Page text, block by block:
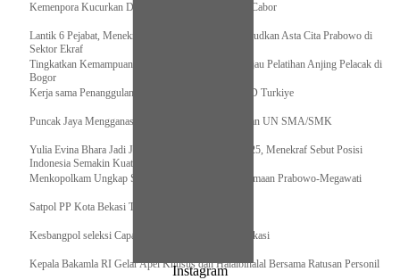
Kemenpora Kucurkan Dana untuk Pelatnas pada 13 Cabor
Lantik 6 Pejabat, Menekraf Tegaskan Komitmen Wujudkan Asta Cita Prabowo di
Sektor Ekraf
Tingkatkan Kemampuan K9 TNI, Panglima TNI Tinjau Pelatihan Anjing Pelacak di
Bogor
Kerja sama Penanggulangan Bencana BNPB – AFAD Turkiye
Puncak Jaya Mengganas, TNI-POLRI Solid Amankan UN SMA/SMK
Yulia Evina Bhara Jadi Juri Festival Film Cannes 2025, Menekraf Sebut Posisi
Indonesia Semakin Kuat
Menkopolkam Ungkap Spirit Persatuan dan Kebersamaan Prabowo-Megawati
Satpol PP Kota Bekasi Tertibkan PPKS
Kesbangpol seleksi Capaska 736 Siswa/i se-Kota Bekasi
Kepala Bakamla RI Gelar Apel Khusus dan Halalbihalal Bersama Ratusan Personil
Instagram